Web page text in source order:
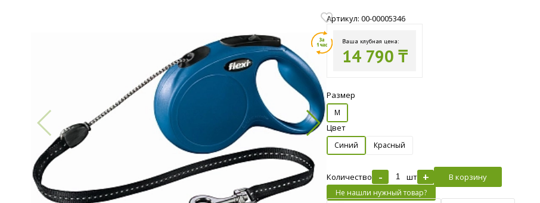
Артикул: 00-00005346
Ваша клубная цена:
14 790 ₸
Размер
M
Цвет
Синий Красный
Количество - шт + В корзину
Не нашли нужный товар?